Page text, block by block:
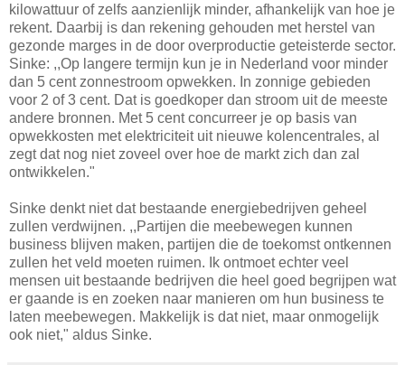
kilowattuur of zelfs aanzienlijk minder, afhankelijk van hoe je
rekent. Daarbij is dan rekening gehouden met herstel van
gezonde marges in de door overproductie geteisterde sector.
Sinke: ,,Op langere termijn kun je in Nederland voor minder
dan 5 cent zonnestroom opwekken. In zonnige gebieden
voor 2 of 3 cent. Dat is goedkoper dan stroom uit de meeste
andere bronnen. Met 5 cent concurreer je op basis van
opwekkosten met elektriciteit uit nieuwe kolencentrales, al
zegt dat nog niet zoveel over hoe de markt zich dan zal
ontwikkelen."
Sinke denkt niet dat bestaande energiebedrijven geheel
zullen verdwijnen. ,,Partijen die meebewegen kunnen
business blijven maken, partijen die de toekomst ontkennen
zullen het veld moeten ruimen. Ik ontmoet echter veel
mensen uit bestaande bedrijven die heel goed begrijpen wat
er gaande is en zoeken naar manieren om hun business te
laten meebewegen. Makkelijk is dat niet, maar onmogelijk
ook niet," aldus Sinke.